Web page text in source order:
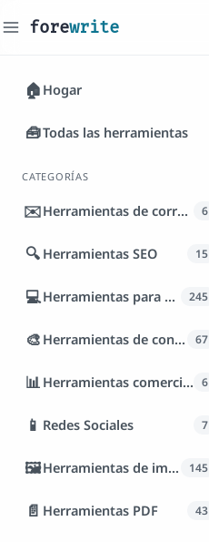
forewrite
🏠 Hogar
🧰Todas las herramientas
CATEGORÍAS
✉️ Herramientas de correo electrónico 6
🔍 Herramientas SEO 15
💻 Herramientas para desarrolladores 245
🎨 Herramientas de contenido 67
📊 Herramientas comerciales 6
📱 Redes Sociales 7
🖼️ Herramientas de imagen 145
📄 Herramientas PDF 43